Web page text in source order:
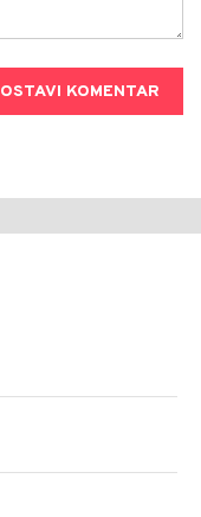
OSTAVI KOMENTAR